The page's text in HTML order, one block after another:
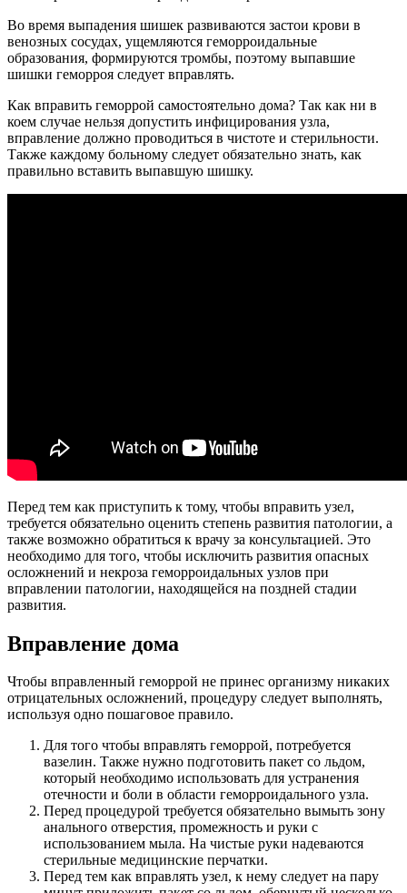
Во время выпадения шишек развиваются застои крови в
венозных сосудах, ущемляются геморроидальные
образования, формируются тромбы, поэтому выпавшие
шишки геморроя следует вправлять.
Как вправить геморрой самостоятельно дома? Так как ни в
коем случае нельзя допустить инфицирования узла,
вправление должно проводиться в чистоте и стерильности.
Также каждому больному следует обязательно знать, как
правильно вставить выпавшую шишку.
Перед тем как приступить к тому, чтобы вправить узел,
требуется обязательно оценить степень развития патологии, а
также возможно обратиться к врачу за консультацией. Это
необходимо для того, чтобы исключить развития опасных
осложнений и некроза геморроидальных узлов при
вправлении патологии, находящейся на поздней стадии
развития.
Вправление дома
Чтобы вправленный геморрой не принес организму никаких
отрицательных осложнений, процедуру следует выполнять,
используя одно пошаговое правило.
Для того чтобы вправлять геморрой, потребуется
вазелин. Также нужно подготовить пакет со льдом,
который необходимо использовать для устранения
отечности и боли в области геморроидального узла.
Перед процедурой требуется обязательно вымыть зону
анального отверстия, промежность и руки с
использованием мыла. На чистые руки надеваются
стерильные медицинские перчатки.
Перед тем как вправлять узел, к нему следует на пару